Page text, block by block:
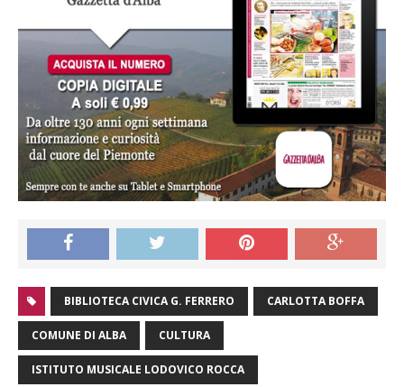
BIBLIOTECA CIVICA G. FERRERO CARLOTTA BOFFA
COMUNE DI ALBA CULTURA
ISTITUTO MUSICALE LODOVICO ROCCA